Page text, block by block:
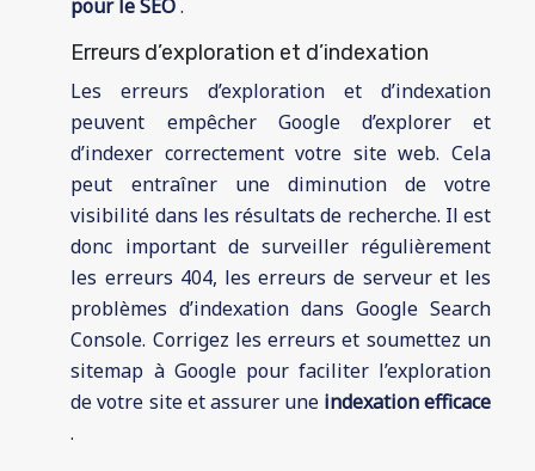
pour le SEO.
Erreurs d’exploration et d’indexation
Les erreurs d’exploration et d’indexation
peuvent empêcher Google d’explorer et
d’indexer correctement votre site web. Cela
peut entraîner une diminution de votre
visibilité dans les résultats de recherche. Il est
donc important de surveiller régulièrement
les erreurs 404, les erreurs de serveur et les
problèmes d’indexation dans Google Search
Console. Corrigez les erreurs et soumettez un
sitemap à Google pour faciliter l’exploration
de votre site et assurer une indexation efficace
.